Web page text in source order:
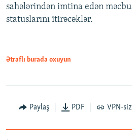
Auto 240p 360p
720p 1080p
sahələrindən imtina edən
statuslarını itirəcəklər.
Ətraflı burada oxuyun
Paylaş PDF VPN-